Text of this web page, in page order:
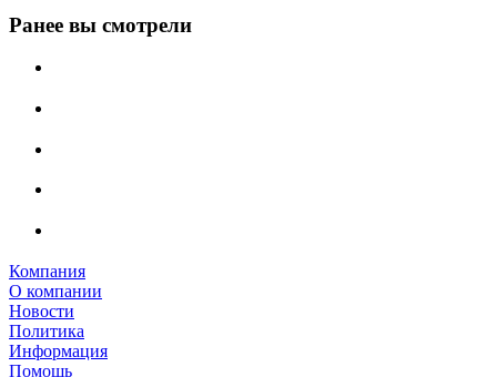
Ранее вы смотрели
Компания
О компании
Новости
Политика
Информация
Помощь